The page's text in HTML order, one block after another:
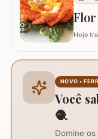
Flor
Hoje
seu
mesa
NOVO •
Você
🧶
Domine